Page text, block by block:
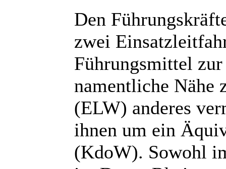
Den
zwei
Führungsmittel
namentliche Nähe
(ELW) anderes
ihnen um ein
(KdoW). Sowohl